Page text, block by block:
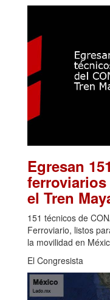
Egresan
ferroviarios
el Tren
151 técnicos de
Ferroviario, listos
la movilidad en
El Congresista